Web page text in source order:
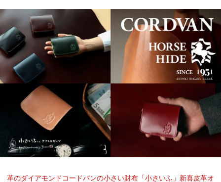
革のダイアモンドコードバンの小さい財布「小さいふ」新喜皮革オ